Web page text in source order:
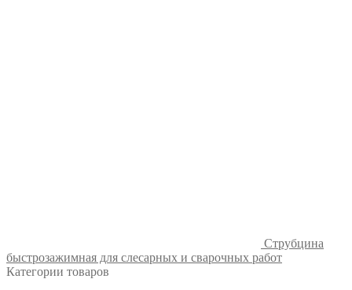
Струбцина
быстрозажимная для слесарных и сварочных работ
Категории товаров